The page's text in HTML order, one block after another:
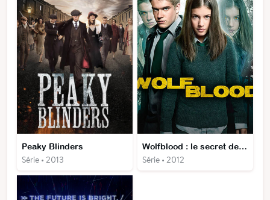
Peaky Blinders
Série • 2013
Wolfblood : le secret des loups
Série • 2012